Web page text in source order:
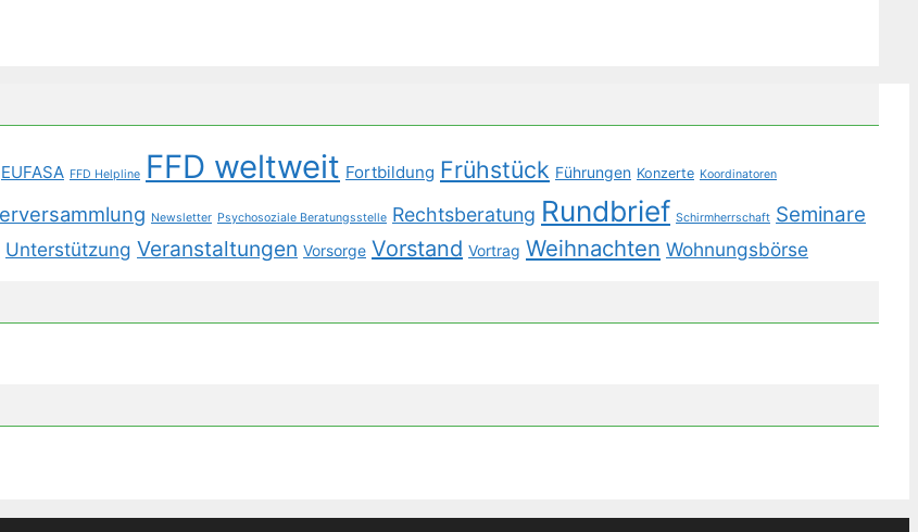
EUFASA FFD Helpline FFD weltweit Fortbildung Frühstück Führungen Konzerte Koordinatoren
Newsletter Psychosoziale Beratungsstelle Rechtsberatung Rundbrief Schirmherrschaft Seminare
Unterstützung Veranstaltungen Vorsorge Vorstand Vortrag Weihnachten Wohnungsbörse